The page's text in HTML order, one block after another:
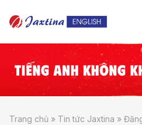
Trang chủ » Tin tức Jaxtina »